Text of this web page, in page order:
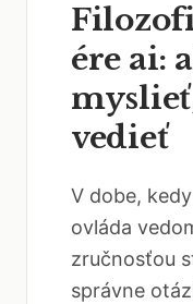
ére ai:
vedieť
V dobe,
ovláda
zručnosťou
správne